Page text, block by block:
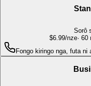
Sorô
$6.99/nze· 60
Fongo kiringo nga, futa ni